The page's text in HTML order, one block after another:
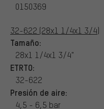
0150369
32-622 (28x1 1/4x1 3/4)
Tamaño:
28x1 1/4x1 3/4"
ETRTO:
32-622
Presión de aire:
4,5 - 6,5 bar